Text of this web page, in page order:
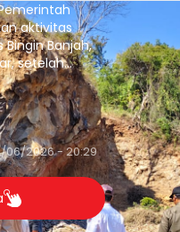
aktivitas
Banjah,
setelah
peruntukan
06/2026 - 20:29